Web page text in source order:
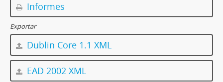
Informes
Exportar
Dublin Core 1.1 XML
EAD 2002 XML